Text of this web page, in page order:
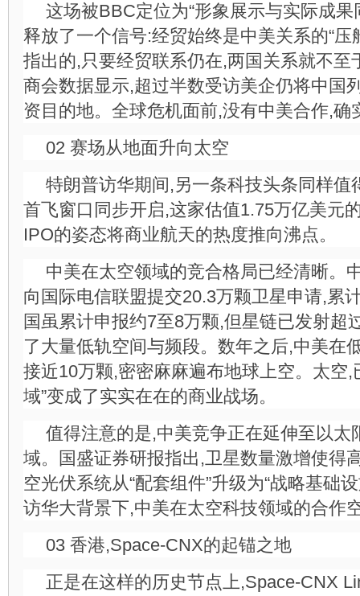
这场被BBC定位为“形象展示与实际成果
释放了一个信号:经贸始终是中美关系的“压
指出的,只要经贸联系仍在,两国关系就不至
商会数据显示,超过半数受访美企仍将中国
资目的地。全球危机面前,没有中美合作,确
02 赛场从地面升向太空
特朗普访华期间,另一条科技头条同样值
首飞窗口同步开启,这家估值1.75万亿美元
IPO的姿态将商业航天的热度推向沸点。
中美在太空领域的竞合格局已经清晰。
向国际电信联盟提交20.3万颗卫星申请,累
国虽累计申报约7至8万颗,但星链已发射超
了大量低轨空间与频段。数年之后,中美在
接近10万颗,密密麻麻遍布地球上空。太空,
域”变成了实实在在的商业战场。
值得注意的是,中美竞争正在延伸至以太
域。国盛证券研报指出,卫星数量激增使得
空光伏系统从“配套组件”升级为“战略基础
访华大背景下,中美在太空科技领域的合作
03 香港,Space-CNX的起锚之地
正是在这样的历史节点上,Space-CNX